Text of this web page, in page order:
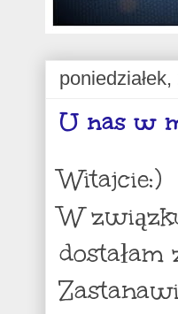
U nas w
Witajcie:)
W
dostałam